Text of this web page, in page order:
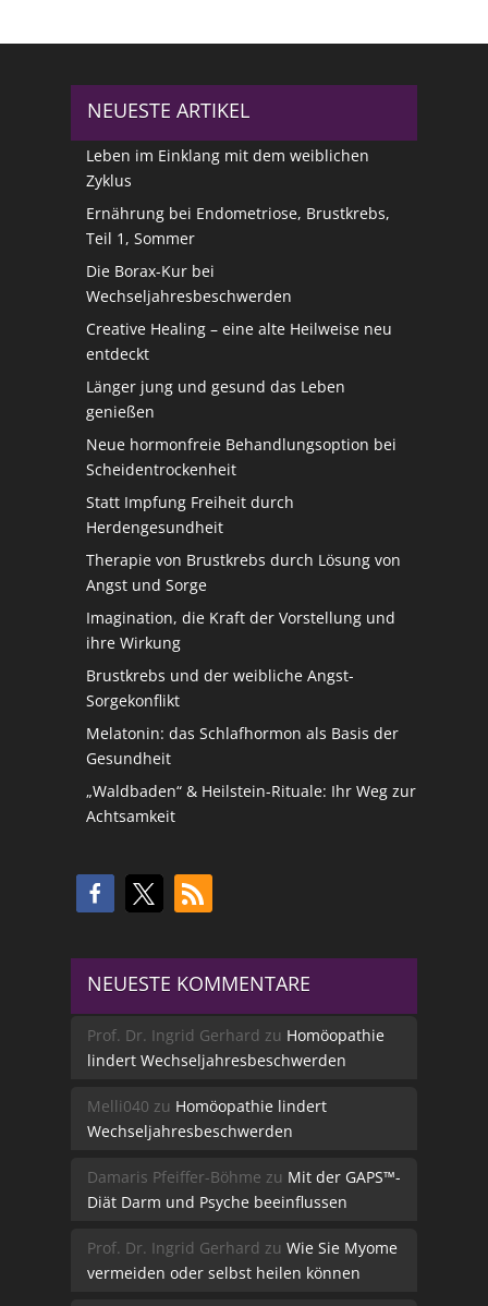
NEUESTE ARTIKEL
Leben im Einklang mit dem weiblichen
Zyklus
Ernährung bei Endometriose, Brustkrebs,
Teil 1, Sommer
Die Borax-Kur bei
Wechseljahresbeschwerden
Creative Healing – eine alte Heilweise neu
entdeckt
Länger jung und gesund das Leben
genießen
Neue hormonfreie Behandlungsoption bei
Scheidentrockenheit
Statt Impfung Freiheit durch
Herdengesundheit
Therapie von Brustkrebs durch Lösung von
Angst und Sorge
Imagination, die Kraft der Vorstellung und
ihre Wirkung
Brustkrebs und der weibliche Angst-
Sorgekonflikt
Melatonin: das Schlafhormon als Basis der
Gesundheit
„Waldbaden“ & Heilstein-Rituale: Ihr Weg zur
Achtsamkeit
NEUESTE KOMMENTARE
Prof. Dr. Ingrid Gerhard zu Homöopathie
lindert Wechseljahresbeschwerden
Melli040 zu Homöopathie lindert
Wechseljahresbeschwerden
Damaris Pfeiffer-Böhme zu Mit der GAPS™-
Diät Darm und Psyche beeinflussen
Prof. Dr. Ingrid Gerhard zu Wie Sie Myome
vermeiden oder selbst heilen können